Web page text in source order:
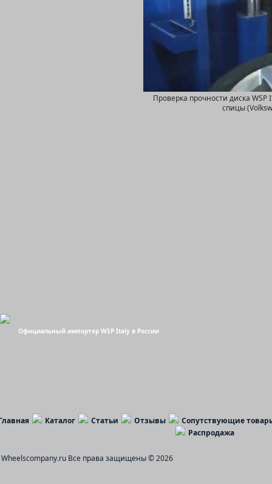
Проверка прочности диска WSP
спицы
Официальный импортер WSP Italy в России
Каталог Статьи Отзывы
Сопутствующие
Распродажа
Wheelscompany.ru Все права защищены © 2026